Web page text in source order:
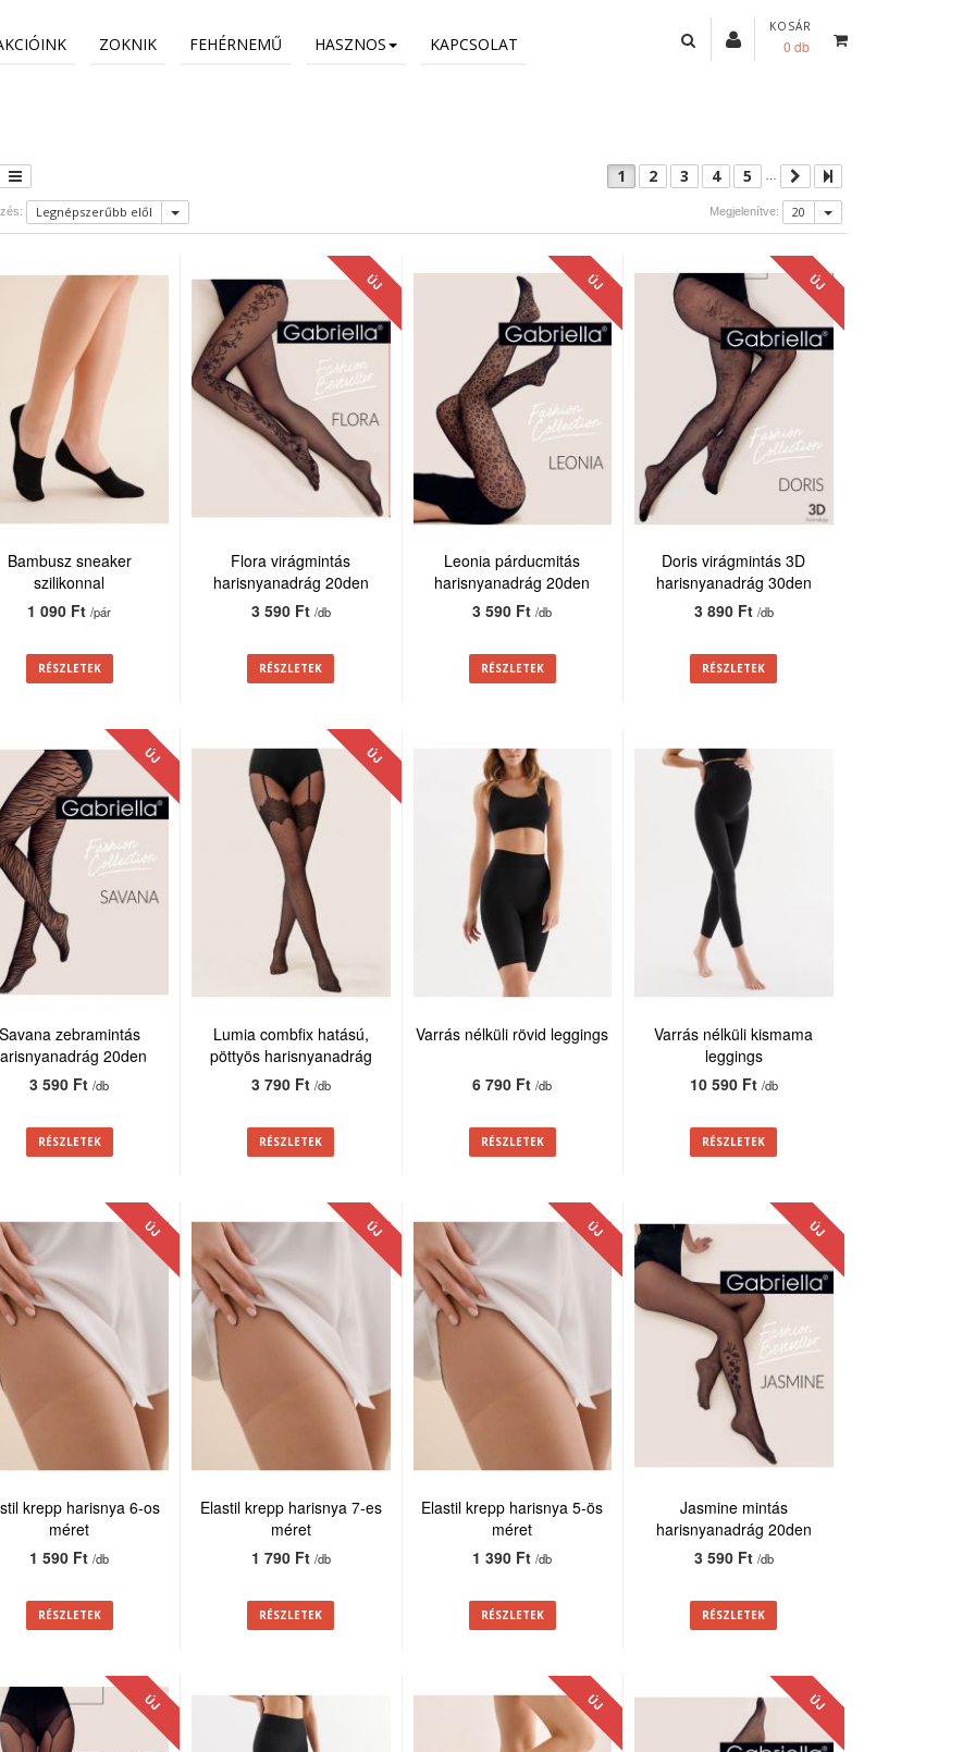
ZOKNIK FEHÉRNEMŰ HASZNOS KAPCSOLAT
KOSÁR
0 db
1 2 3 4 5
Legnépszerűbb elől Megjelenítve: 20
Bambusz sneaker
szilikonnal
1 090 Ft/pár
RÉSZLETEK
ÚJ
Flora virágmintás
harisnyanadrág 20den
3 590 Ft /db
RÉSZLETEK
ÚJ
Leonia párducmitás
harisnyanadrág 20den
3 590 Ft/db
RÉSZLETEK
ÚJ
Doris virágmintás 3D
harisnyanadrág 30den
3 890 Ft /db
RÉSZLETEK
ÚJ
zebramintás
20den
3 590 Ft/db
RÉSZLETEK
ÚJ
Lumia combfix hatású,
pöttyös harisnyanadrág
20den
3 790 Ft /db
RÉSZLETEK
Varrás nélküli rövid leggings
6 790 Ft/db
RÉSZLETEK
Varrás nélküli kismama
leggings
10 590 Ft /db
RÉSZLETEK
ÚJ
krepp harisnya 6-os
méret
1 590 Ft/db
RÉSZLETEK
ÚJ
Elastil krepp harisnya 7-es
méret
1 790 Ft /db
RÉSZLETEK
ÚJ
Elastil krepp harisnya 5-ös
méret
1 390 Ft/db
RÉSZLETEK
ÚJ
Jasmine mintás
harisnyanadrág 20den
3 590 Ft /db
RÉSZLETEK
ÚJ ÚJ ÚJ